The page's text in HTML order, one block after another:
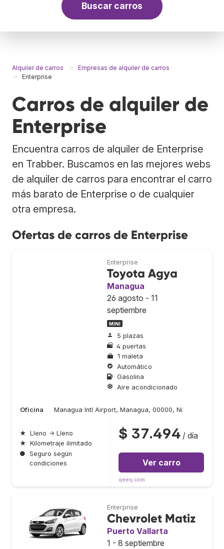
Buscar carros
Alquiler de carros
Empresas de alquiler de carros
Enterprise
Carros de alquiler de
Enterprise
Encuentra carros de alquiler de Enterprise
en Trabber. Buscamos en las mejores webs
de alquiler de carros para encontrar el carro
más barato de Enterprise o de cualquier
otra empresa.
Ofertas de carros de Enterprise
Enterprise
Toyota Agya
Managua
26 agosto - 11
septiembre
MINI
5 plazas
4 puertas
1 maleta
Automático
Gasolina
Aire acondicionado
Oficina Managua Intl Airport, Managua, 00000, Ni
★ Lleno → Lleno
★ Kilometraje ilimitado
● Seguro según
condiciones
$ 37.494 / día
Ver carro
qeeq.com
Enterprise
Chevrolet Matiz
Puerto Vallarta
1 - 8 septiembre